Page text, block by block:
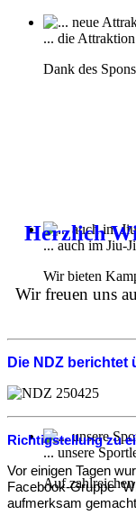
... die
Dank des
... auch im Jiu-
Wir bieten
... unsere
Auf
Herzlich
Wir freuen uns
Die NDZ berichtet
Richtigstellung zu
Vor einigen Tagen
Facebook-Gruppe
aufmerksam